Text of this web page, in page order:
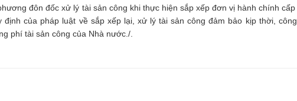
đôn đốc xử lý tài sản công khi thực hiện sắp xếp đơn vị hành chính
của pháp luật về sắp xếp lại, xử lý tài sản công đảm bảo kịp thời,
phí tài sản công của Nhà nước./.